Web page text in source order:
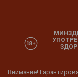
Внимание!